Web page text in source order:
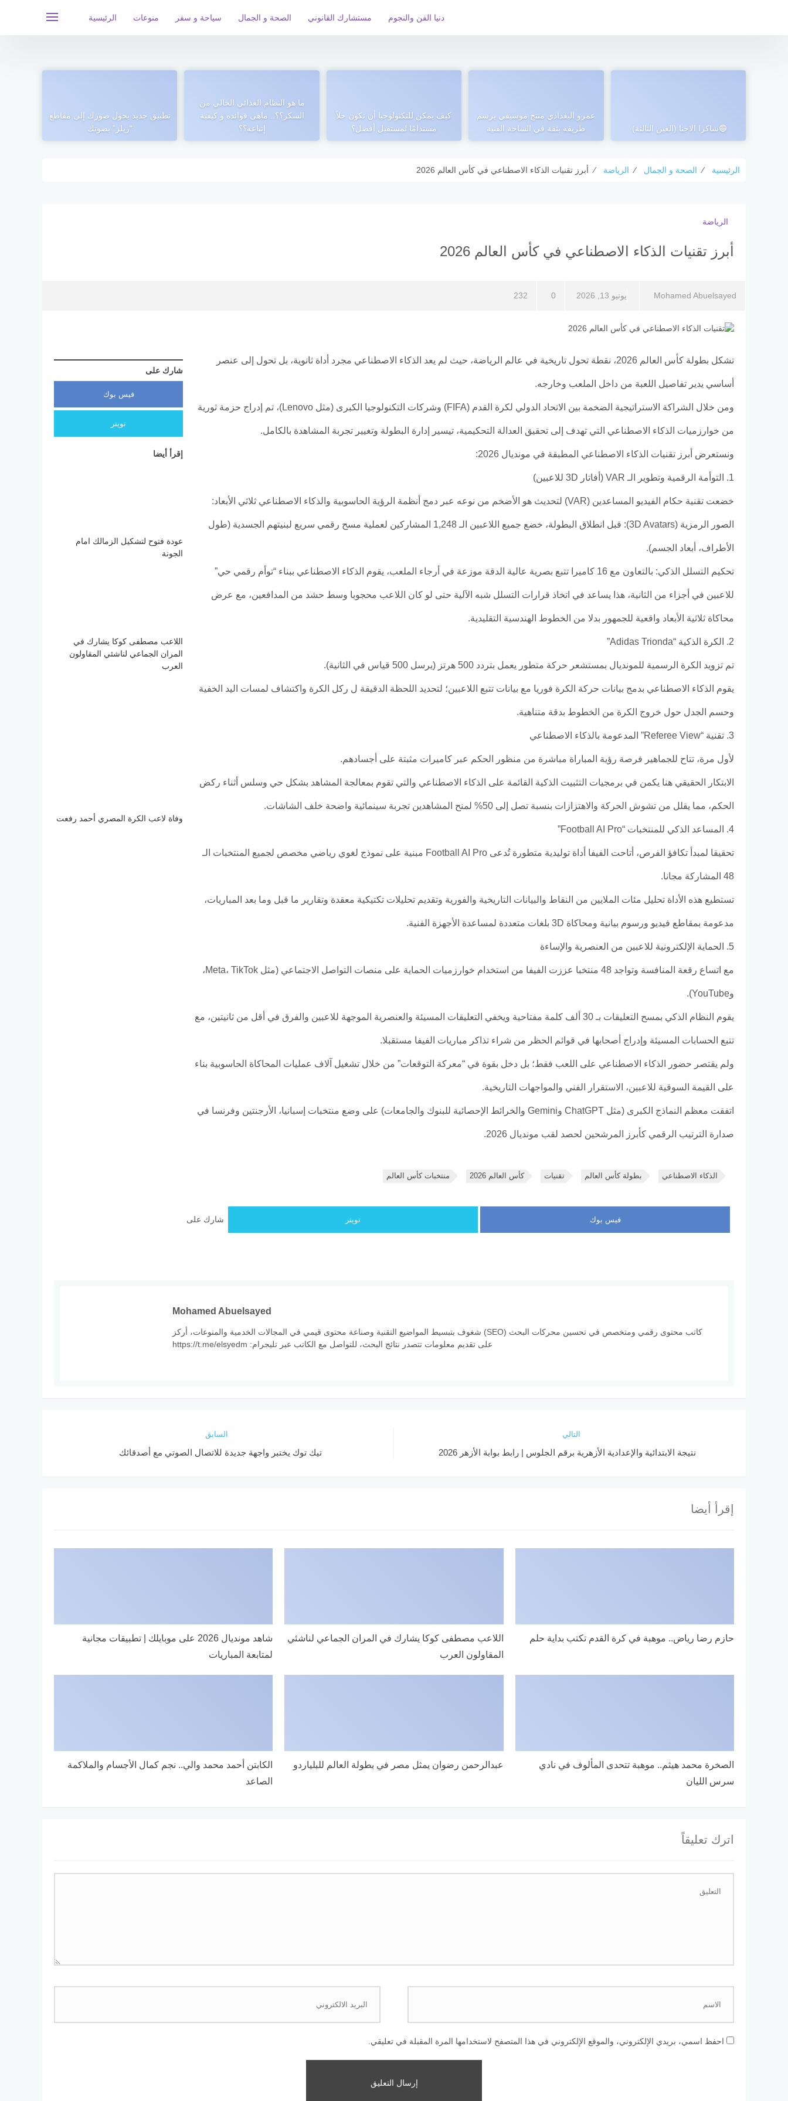
الرئيسية منوعات سياحة و سفر الصحة و الجمال مستشارك القانوني دنيا الفن والنجوم
تطبيق جديد يحول صورك إلى مقاطع
“ريلز” بصوتك
ما هو النظام الغذائي الخالي من
السكر؟؟.. ماهى فوائده و كيفية
إتباعه؟؟
كيف يمكن للتكنولوجيا أن تكون حلاً
مستدامًا لمستقبل أفضل؟
عمرو البغدادي منتج موسيقي يرسم
طريقه بثقة في الساحة الفنية
🔵شاكرا الاجنا (العين الثالثة)
الرئيسية ⁄ الصحة و الجمال ⁄ الرياضة ⁄ أبرز تقنيات الذكاء الاصطناعي في كأس العالم 2026
الرياضة
أبرز تقنيات الذكاء الاصطناعي في كأس العالم 2026
Mohamed Abuelsayed يونيو 13, 2026 0
232
شارك على
فيس بوك
تويتر
إقرأ أيضا
عودة فتوح لتشكيل الزمالك امام
الجونة
اللاعب مصطفى كوكا يشارك في
المران الجماعي لناشئي المقاولون
العرب
وفاة لاعب الكرة المصري أحمد رفعت
تشكل بطولة كأس العالم 2026، نقطة تحول تاريخية في عالم الرياضة، حيث لم يعد الذكاء الاصطناعي مجرد أداة ثانوية، بل تحول إلى عنصر
أساسي يدير تفاصيل اللعبة من داخل الملعب وخارجه.
ومن خلال الشراكة الاستراتيجية الضخمة بين الاتحاد الدولي لكرة القدم (FIFA) وشركات التكنولوجيا الكبرى (مثل Lenovo)، تم إدراج حزمة ثورية
من خوارزميات الذكاء الاصطناعي التي تهدف إلى تحقيق العدالة التحكيمية، تيسير إدارة البطولة وتغيير تجربة المشاهدة بالكامل.
ونستعرض أبرز تقنيات الذكاء الاصطناعي المطبقة في مونديال 2026:
1. التوأمة الرقمية وتطوير الـ VAR (أفاتار 3D للاعبين)
خضعت تقنية حكام الفيديو المساعدين (VAR) لتحديث هو الأضخم من نوعه عبر دمج أنظمة الرؤية الحاسوبية والذكاء الاصطناعي ثلاثي الأبعاد:
الصور الرمزية (3D Avatars): قبل انطلاق البطولة، خضع جميع اللاعبين الـ 1,248 المشاركين لعملية مسح رقمي سريع لبنيتهم الجسدية (طول
الأطراف، أبعاد الجسم).
تحكيم التسلل الذكي: بالتعاون مع 16 كاميرا تتبع بصرية عالية الدقة موزعة في أرجاء الملعب، يقوم الذكاء الاصطناعي ببناء “توأم رقمي حي”
للاعبين في أجزاء من الثانية، هذا يساعد في اتخاذ قرارات التسلل شبه الآلية حتى لو كان اللاعب محجوبا وسط حشد من المدافعين، مع عرض
محاكاة ثلاثية الأبعاد واقعية للجمهور بدلا من الخطوط الهندسية التقليدية.
2. الكرة الذكية “Adidas Trionda”
تم تزويد الكرة الرسمية للمونديال بمستشعر حركة متطور يعمل بتردد 500 هرتز (يرسل 500 قياس في الثانية).
يقوم الذكاء الاصطناعي بدمج بيانات حركة الكرة فوريا مع بيانات تتبع اللاعبين؛ لتحديد اللحظة الدقيقة ل ركل الكرة واكتشاف لمسات اليد الخفية
وحسم الجدل حول خروج الكرة من الخطوط بدقة متناهية.
3. تقنية “Referee View” المدعومة بالذكاء الاصطناعي
لأول مرة، تتاح للجماهير فرصة رؤية المباراة مباشرة من منظور الحكم عبر كاميرات مثبتة على أجسادهم.
الابتكار الحقيقي هنا يكمن في برمجيات التثبيت الذكية القائمة على الذكاء الاصطناعي والتي تقوم بمعالجة المشاهد بشكل حي وسلس أثناء ركض
الحكم، مما يقلل من تشوش الحركة والاهتزازات بنسبة تصل إلى 50% لمنح المشاهدين تجربة سينمائية واضحة خلف الشاشات.
4. المساعد الذكي للمنتخبات “Football AI Pro”
تحقيقا لمبدأ تكافؤ الفرص، أتاحت الفيفا أداة توليدية متطورة تُدعى Football AI Pro مبنية على نموذج لغوي رياضي مخصص لجميع المنتخبات الـ
48 المشاركة مجانا.
تستطيع هذه الأداة تحليل مئات الملايين من النقاط والبيانات التاريخية والفورية وتقديم تحليلات تكتيكية معقدة وتقارير ما قبل وما بعد المباريات،
مدعومة بمقاطع فيديو ورسوم بيانية ومحاكاة 3D بلغات متعددة لمساعدة الأجهزة الفنية.
5. الحماية الإلكترونية للاعبين من العنصرية والإساءة
مع اتساع رقعة المنافسة وتواجد 48 منتخبا عززت الفيفا من استخدام خوارزميات الحماية على منصات التواصل الاجتماعي (مثل Meta، TikTok،
وYouTube).
يقوم النظام الذكي بمسح التعليقات بـ 30 ألف كلمة مفتاحية ويخفي التعليقات المسيئة والعنصرية الموجهة للاعبين والفرق في أقل من ثانيتين، مع
تتبع الحسابات المسيئة وإدراج أصحابها في قوائم الحظر من شراء تذاكر مباريات الفيفا مستقبلا.
ولم يقتصر حضور الذكاء الاصطناعي على اللعب فقط؛ بل دخل بقوة في “معركة التوقعات” من خلال تشغيل آلاف عمليات المحاكاة الحاسوبية بناء
على القيمة السوقية للاعبين، الاستقرار الفني والمواجهات التاريخية.
اتفقت معظم النماذج الكبرى (مثل ChatGPT وGemini والخرائط الإحصائية للبنوك والجامعات) على وضع منتخبات إسبانيا، الأرجنتين وفرنسا في
صدارة الترتيب الرقمي كأبرز المرشحين لحصد لقب مونديال 2026.
الذكاء الاصطناعي بطولة كأس العالم تقنيات كأس العالم 2026 منتخبات كأس العالم
شارك على فيس بوك تويتر
Mohamed Abuelsayed
كاتب محتوى رقمي ومتخصص في تحسين محركات البحث (SEO) شغوف بتبسيط المواضيع التقنية وصناعة محتوى قيمي في المجالات الخدمية والمنوعات، أركز
على تقديم معلومات تتصدر نتائج البحث، للتواصل مع الكاتب عبر تليجرام: https://t.me/elsyedm
السابق
تيك توك يختبر واجهة جديدة للاتصال الصوتي مع أصدقائك
التالي
نتيجة الابتدائية والإعدادية الأزهرية برقم الجلوس | رابط بوابة الأزهر 2026
إقرأ أيضا
شاهد مونديال 2026 على موبايلك | تطبيقات مجانية
لمتابعة المباريات
اللاعب مصطفى كوكا يشارك في المران الجماعي لناشئي
المقاولون العرب
حازم رضا رياض.. موهبة في كرة القدم تكتب بداية حلم
الكابتن أحمد محمد والي.. نجم كمال الأجسام والملاكمة
الصاعد
عبدالرحمن رضوان يمثل مصر في بطولة العالم للبلياردو
الصخرة محمد هيثم.. موهبة تتحدى المألوف في نادي
سرس الليان
اترك تعليقاً
احفظ اسمي، بريدي الإلكتروني، والموقع الإلكتروني في هذا المتصفح لاستخدامها المرة المقبلة في تعليقي.